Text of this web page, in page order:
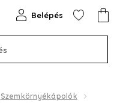
Belépés
Szemkörnyékápolók